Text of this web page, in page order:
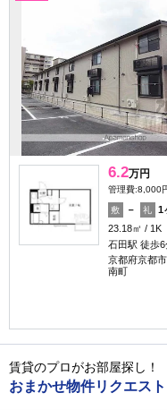
6.2万円
管理費:8,000
敷 － 礼
1
23.18㎡
1K
石田駅 徒歩6
京都府京都
南町
賃貸のプロがお部屋探し！
おまかせ物件リクエスト